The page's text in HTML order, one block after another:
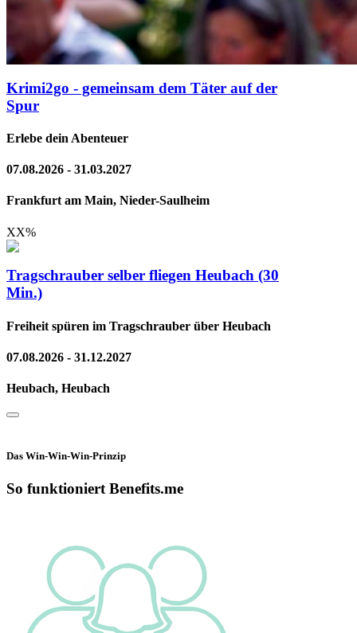
Krimi2go - gemeinsam dem Täter auf der
Spur
Erlebe dein Abenteuer
07.08.2026 - 31.03.2027
Frankfurt am Main, Nieder-Saulheim
XX%
Tragschrauber selber fliegen Heubach (30
Min.)
Freiheit spüren im Tragschrauber über Heubach
07.08.2026 - 31.12.2027
Heubach, Heubach
Das Win-Win-Win-Prinzip
So funktioniert Benefits.me